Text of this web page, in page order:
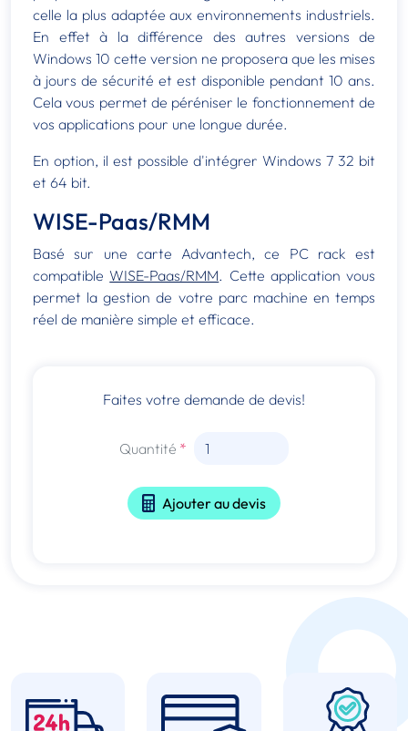
celle la plus adaptée aux environnements industriels.
En effet à la différence des autres versions de
Windows 10 cette version ne proposera que les mises
à jours de sécurité et est disponible pendant 10 ans.
Cela vous permet de péréniser le fonctionnement de
vos applications pour une longue durée.
En option, il est possible d'intégrer Windows 7 32 bit
et 64 bit.
WISE-Paas/RMM
Basé sur une carte Advantech, ce PC rack est
compatibleWISE-Paas/RMM. Cette application vous
permet la gestion de votre parc machine en temps
réel de manière simple et efficace.
Faites votre demande de devis!
Quantité
Ajouter au devis